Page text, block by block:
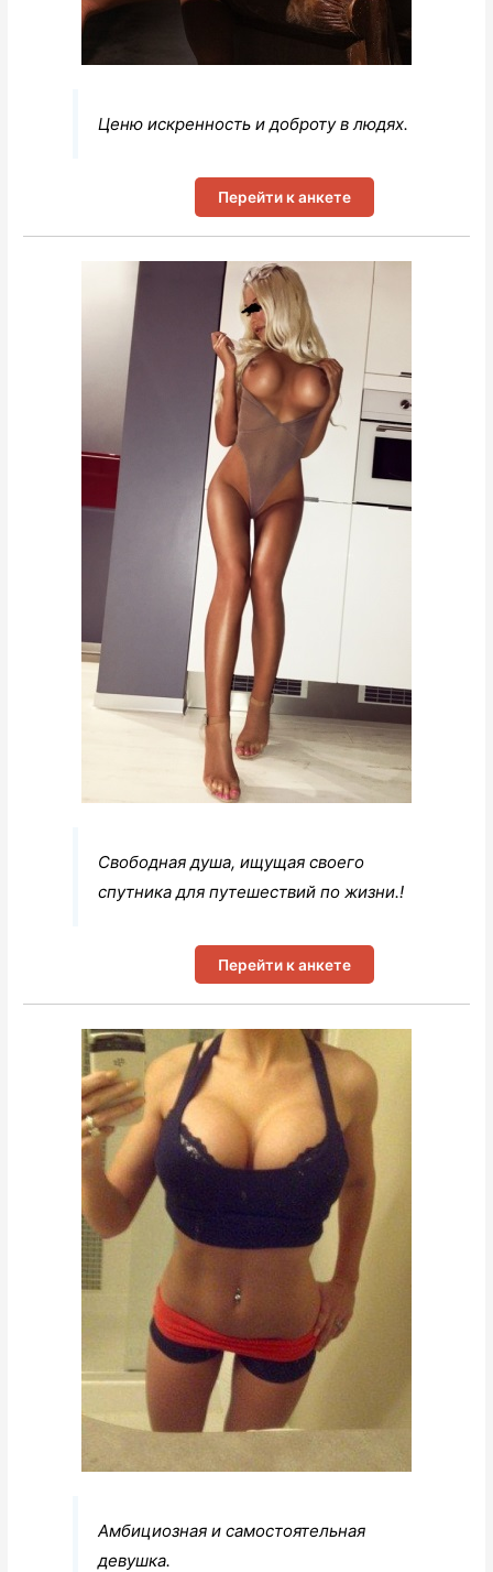
Ценю искренность и доброту в людях.
Перейти к анкете
Свободная душа, ищущая своего
спутника для путешествий по жизни.!
Перейти к анкете
Амбициозная и самостоятельная
девушка.